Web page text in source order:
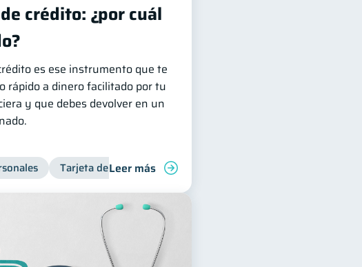
crédito: ¿por cuál
es ese instrumento que te
rápido a dinero facilitado por tu
y que debes devolver en un
Tarjeta de crédito
Leer más